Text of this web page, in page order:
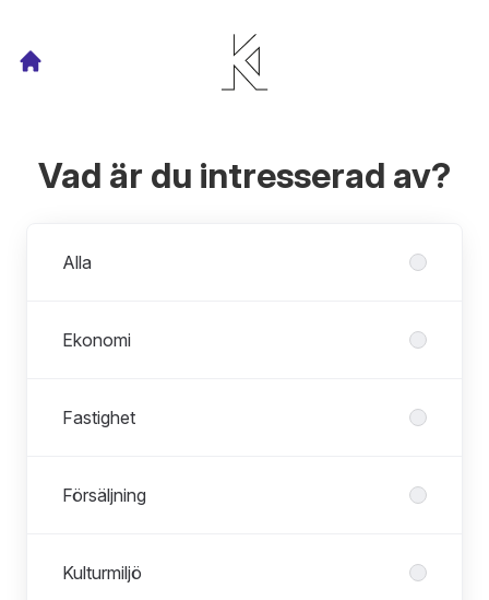
Vad är du intresserad av?
Alla
Ekonomi
Fastighet
Försäljning
Kulturmiljö